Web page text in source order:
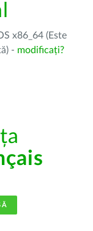
x86_64 (Este
- modificați?